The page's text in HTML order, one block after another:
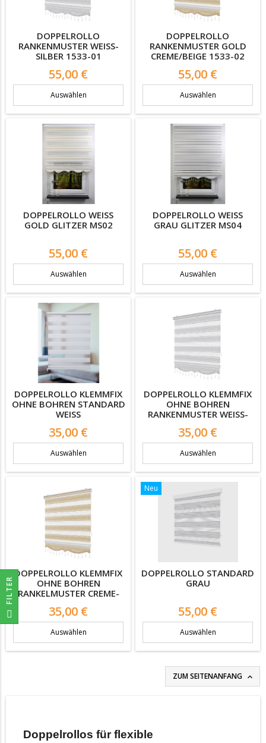
DOPPELROLLO
RANKENMUSTER WEISS-S
ILBER 1533-01
Preis
55,00 €
Auswählen
DOPPELROLLO
RANKENMUSTER GOLD
CREME/BEIGE 1533-02
Preis
55,00 €
Auswählen
DOPPELROLLO WEISS G
OLD GLITZER MS02
Preis
55,00 €
Auswählen
DOPPELROLLO WEISS G
RAU GLITZER MS04
Preis
55,00 €
Auswählen
DOPPELROLLO KLEMMFIX
OHNE BOHREN STANDARD
WEISS
Preis
35,00 €
Auswählen
DOPPELROLLO KLEMMFIX
OHNE BOHREN
RANKENMUSTER WEISS-S
Preis
35,00 €
Auswählen
DOPPELROLLO KLEMMFIX
OHNE BOHREN
RANKELMUSTER CREME-
Preis
35,00 €
Auswählen
Neu
DOPPELROLLO STANDARD
GRAU
Preis
55,00 €
Auswählen
ZUM SEITENANFANG 
Doppelrollos für flexible
R